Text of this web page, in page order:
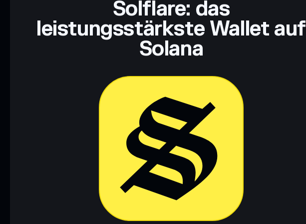
Solflare: das
leistungsstärkste Wallet auf
Solana